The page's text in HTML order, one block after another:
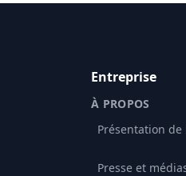
Entreprise
À PROPOS
Présentation de
Presse et